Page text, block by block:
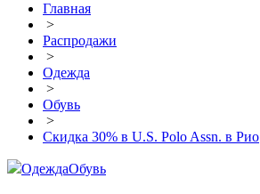
Главная
>
Распродажи
>
Одежда
>
Обувь
>
Скидка 30% в U.S. Polo Assn. в Рио
ОдеждаОбувь